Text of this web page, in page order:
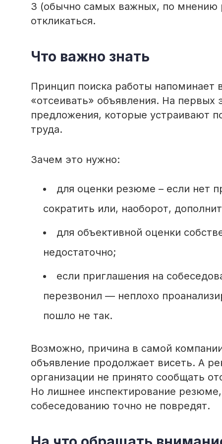
3 (обычно самых важных, по мнению
откликаться.
Что важно знать
Принцип поиска работы напоминает
«отсеивать» объявления. На первых
предложения, которые устраивают
труда.
Зачем это нужно:
для оценки резюме – если нет
сократить или, наоборот,
для объективной оценки
недостаточно;
если приглашения на
перезвонил — неплохо
пошло не так.
Возможно, причина в самой
объявление продолжает висеть. А
организации не принято сообщать
Но лишнее инспектирование
собеседованию точно не повредят.